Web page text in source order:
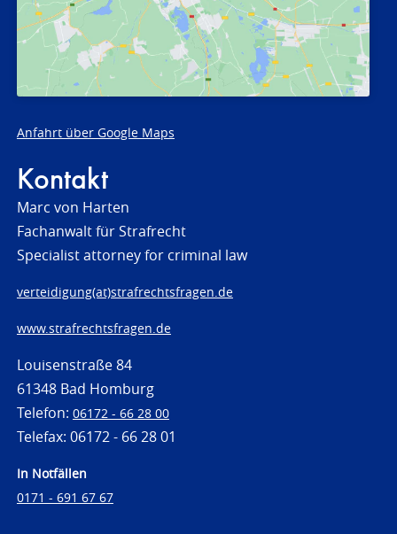
Anfahrt über Google Maps
Kontakt
Marc von Harten
Fachanwalt für Strafrecht
Specialist attorney for criminal law
verteidigung(at)strafrechtsfragen.de
www.strafrechtsfragen.de
Louisenstraße 84
61348 Bad Homburg
Telefon: 06172 - 66 28 00
Telefax: 06172 - 66 28 01
In Notfällen
0171 - 691 67 67